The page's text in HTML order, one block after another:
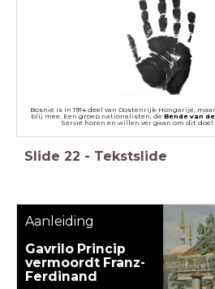
Bosnië is in 1914 deel van Oostenrijk-Hongarije,
blij mee. Een groep nationalisten, de Bende van
Servië horen en willen ver gaan om dit doel
Slide 22 - Tekstslide
Aanleiding
Gavrilo Princip
vermoordt Franz-
Ferdinand